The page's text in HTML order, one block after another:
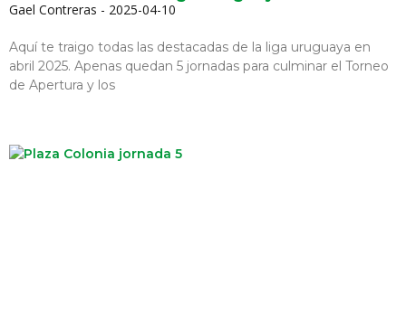
Gael Contreras 2025-04-10
Aquí te traigo todas las destacadas de la liga uruguaya en
abril 2025. Apenas quedan 5 jornadas para culminar el Torneo
de Apertura y los